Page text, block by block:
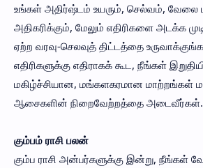
உங்கள் அதிர்ஷ்டம் உயரும், செல்வம், வேலை
அதிகரிக்கும், மேலும் எதிரிகளை அடக்க
ஏற்ற வரவு-செலவுத் திட்டத்தை
எதிரிகளுக்கு எதிராகக் கூட, நீங்கள்
மகிழ்ச்சியான, மங்களகரமான மாற்றங்கள்
ஆசைகளின் நிறைவேற்றத்தை அடைவீர்கள்.
கும்பம் ராசி பலன்
கும்ப ராசி அன்பர்களுக்கு இன்று, நீங்கள்